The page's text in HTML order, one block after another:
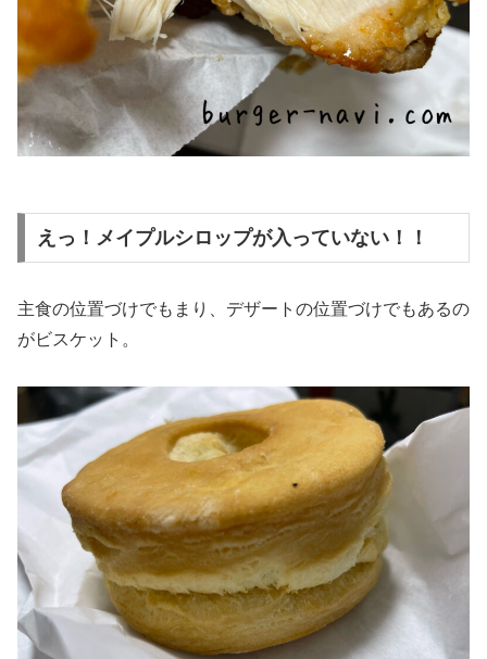
えっ！メイプルシロップが入っていない！！
主食の位置づけでもまり、デザートの位置づけでもあるの
がビスケット。